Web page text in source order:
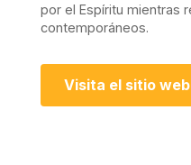
por el Espíritu mientras
contemporáneos.
Visita el sitio web